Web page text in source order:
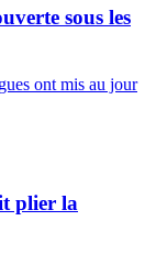
sous les
ont mis au jour
plier la